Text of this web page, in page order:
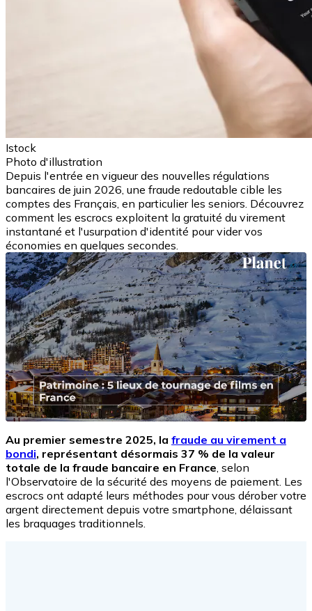
Istock
Photo d'illustration
Depuis l'entrée en vigueur des nouvelles régulations
bancaires de juin 2026, une fraude redoutable cible les
comptes des Français, en particulier les seniors. Découvrez
comment les escrocs exploitent la gratuité du virement
instantané et l'usurpation d'identité pour vider vos
économies en quelques secondes.
Au premier semestre 2025, la fraude au virement a
bondi, représentant désormais 37 % de la valeur
totale de la fraude bancaire en France , selon
l'Observatoire de la sécurité des moyens de paiement. Les
escrocs ont adapté leurs méthodes pour vous dérober votre
argent directement depuis votre smartphone, délaissant
les braquages traditionnels.